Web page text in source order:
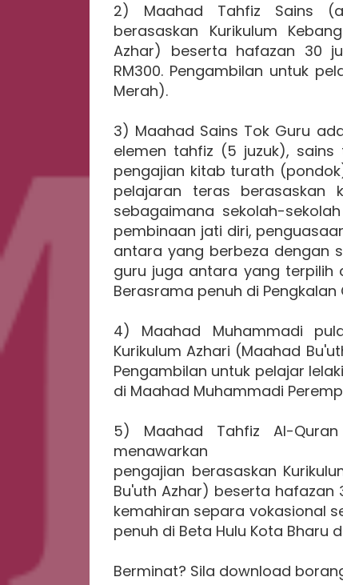
2) Maahad Tahfiz Sains
berasaskan Kurikulum
Azhar) beserta hafazan 30
RM300. Pengambilan untuk
Merah).
3) Maahad Sains Tok Guru
elemen tahfiz (5 juzuk),
pengajian kitab turath
pelajaran teras berasaskan
sebagaimana sekolah-
pembinaan jati diri,
antara yang berbeza dengan
guru juga antara yang terpilih
Berasrama penuh di
4) Maahad Muhammadi
Kurikulum Azhari (Maahad
Pengambilan untuk pelajar
di Maahad Muhammadi
5) Maahad Tahfiz Al-
menawarkan
pengajian berasaskan
Bu'uth Azhar) beserta hafazan
kemahiran separa vokasional
penuh di Beta Hulu Kota Bharu
Berminat? Sila download